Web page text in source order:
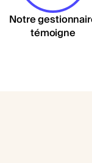
Notre
témoigne